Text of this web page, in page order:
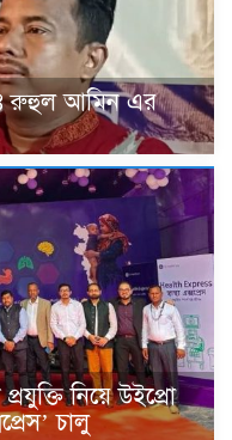
রুহুল আমিন এর
নিয়ে উইপ্রো
চালু